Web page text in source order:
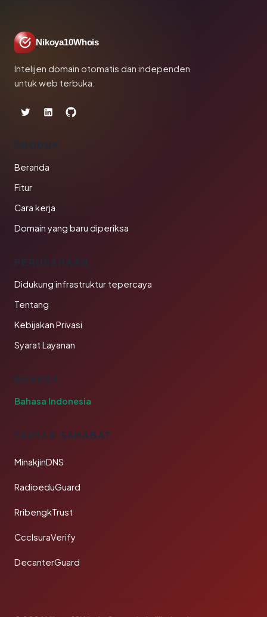
Nikoya10Whois
Intelijen domain otomatis dan independen
untuk web terbuka.
PRODUK
Beranda
Fitur
Cara kerja
Domain yang baru diperiksa
PERUSAHAAN
Didukung infrastruktur tepercaya
Tentang
Kebijakan Privasi
Syarat Layanan
BAHASA
Bahasa Indonesia
TAUTAN SAHABAT
MinakjinDNS
RadioeduGuard
RribengkTrust
CcclsuraVerify
DecanterGuard